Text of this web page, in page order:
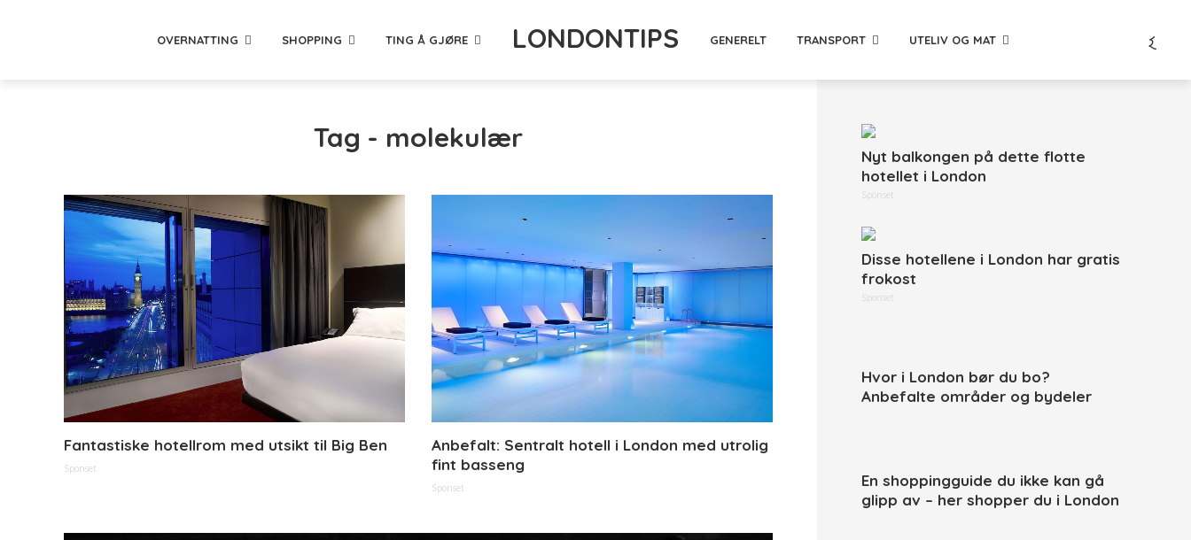
OVERNATTING SHOPPING TING Å GJØRE LONDONTIPS GENERELT TRANSPORT UTELIV OG MAT
Tag - molekulær
Fantastiske hotellrom med utsikt til Big Ben
Sponset
Anbefalt: Sentralt hotell i London med utrolig
fint basseng
Sponset
Nyt balkongen på dette flotte
hotellet i London
Sponset
Disse hotellene i London har gratis
frokost
Sponset
Hvor i London bør du bo?
Anbefalte områder og bydeler
En shoppingguide du ikke kan gå
glipp av – her shopper du i London